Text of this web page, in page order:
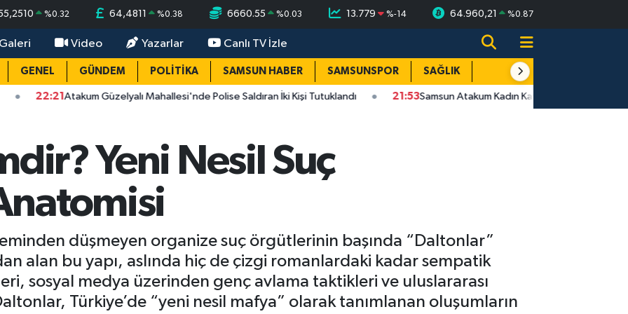
%0.32 64,4811 %0.38 6660.55 %0.03 13.779 %-14 64.960,21 %0.87
Video Yazarlar Canlı TV İzle
GENEL GÜNDEM POLİTİKA SAMSUN HABER SAMSUNSPOR SAĞLIK TEKNOLOJİ
Atakum Güzelyalı Mahallesi'nde Polise Saldıran İki Kişi Tutuklandı 21:53 Samsun Atakum Kadın Kavgası Bıçaklı | Zanlı Tutuklandı
Yeni Nesil Suç
düşmeyen organize suç örgütlerinin başında “Daltonlar”
alan bu yapı, aslında hiç de çizgi romanlardaki kadar sempatik
sosyal medya üzerinden genç avlama taktikleri ve uluslararası
Türkiye’de “yeni nesil mafya” olarak tanımlanan oluşumların